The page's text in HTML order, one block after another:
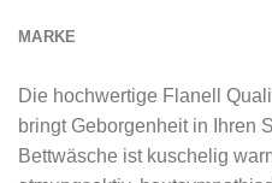
MARKE
Die hochwertige Flanell
bringt Geborgenheit in Ihren
Bettwäsche ist kuschelig